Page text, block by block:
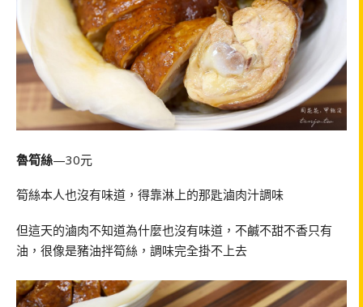
魯筍絲—30元
筍絲本人也沒有味道，得靠淋上的那匙滷肉汁調味
但這天的滷肉不知道為什麼也沒有味道，不鹹不甜不香只有
油，很像是豬油拌筍絲，調味完全掛不上去